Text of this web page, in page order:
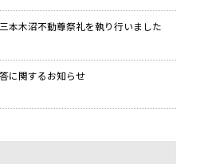
本木沼不動尊祭礼を執り行いました
に関するお知らせ